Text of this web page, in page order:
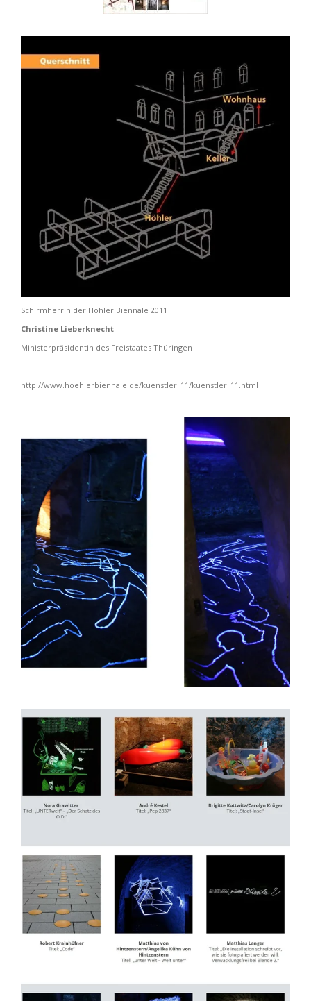
Schirmherrin der Höhler Biennale 2011
Christine Lieberknecht
Ministerpräsidentin des Freistaates Thüringen
http://www.hoehlerbiennale.de/kuenstler_11/kuenstler_11.html